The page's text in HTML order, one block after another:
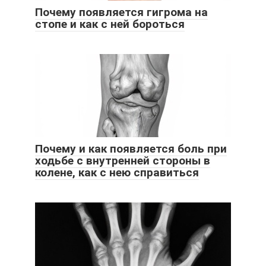
Почему появляется гигрома на
стопе и как с ней бороться
Почему и как появляется боль при
ходьбе с внутренней стороны в
колене, как с нею справиться